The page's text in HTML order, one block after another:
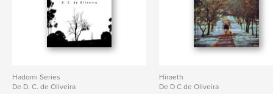
Hadomi Series
De D. C. de Oliveira
Hiraeth
De D C de Oliveira